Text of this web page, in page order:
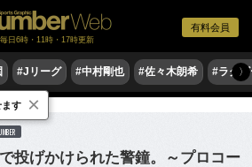
有料会員
毎日6時・11時・17時更新
#Jリーグ #中村剛也 #佐々木朗希 #ラグ〉
投げかけられた警鐘。～プロコー
ます ×